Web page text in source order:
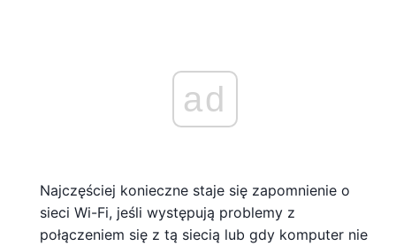
ad
Najczęściej konieczne staje się zapomnienie o
sieci Wi-Fi, jeśli występują problemy z
połączeniem się z tą siecią lub gdy komputer nie